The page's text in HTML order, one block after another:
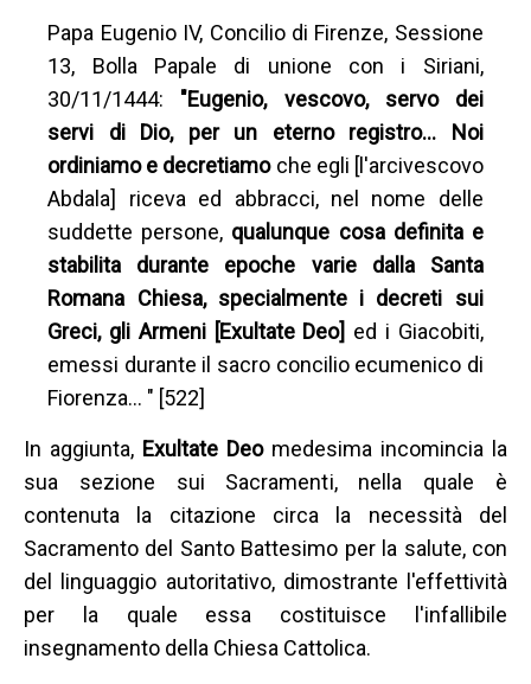
Papa Eugenio IV, Concilio di Firenze, Sessione
13, Bolla Papale di unione con i Siriani,
30/11/1444: "Eugenio, vescovo, servo dei
servi di Dio, per un eterno registro… Noi
ordiniamo e decretiamo che egli [l'arcivescovo
Abdala] riceva ed abbracci, nel nome delle
suddette persone, qualunque cosa definita e
stabilita durante epoche varie dalla Santa
Romana Chiesa, specialmente i decreti sui
Greci, gli Armeni [Exultate Deo] ed i Giacobiti,
emessi durante il sacro concilio ecumenico di
Fiorenza… " [522]
In aggiunta, Exultate Deo medesima incomincia la
sua sezione sui Sacramenti, nella quale è
contenuta la citazione circa la necessità del
Sacramento del Santo Battesimo per la salute, con
del linguaggio autoritativo, dimostrante l'effettività
per la quale essa costituisce l'infallibile
insegnamento della Chiesa Cattolica.